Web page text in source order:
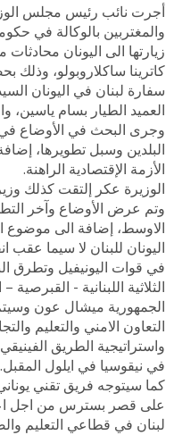
أجرت نائب رئيس مجلس
والمغتربين بالوكالة في
زيارتها الى اليونان
كاترينا ساكلاروبولو، وذلك
سفارة لبنان في اليونان
العميد الطيار بسام ياسين،
وجرى البحث في الأوضاع في
البلدين وسبل تطويرها،
الأزمة الإقتصادية الراهنة.
الوزيرة عكر إلتقت كذلك
وتم عرض الأوضاع وآخر
الاوسط، إضافة الى موضوع
اليونان للبنان لا سيما عقب
في قوات اليونيفيل وتطرق
الثلاثية اللبنانية -
الجمهورية ميشال عون
التعاون الامني والتعليم
واستراتيجية الطريق
في نيقوسيا في ايلول المقبل.
كما سيتوجه فريق تقني
على قصر بسترس من اجل
لبنان في قطاعي التعليم